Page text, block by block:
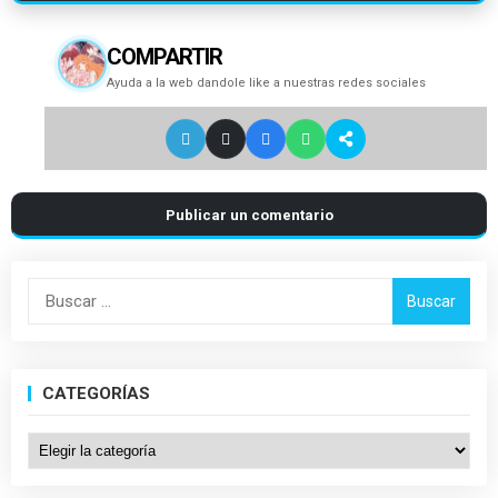
COMPARTIR
Ayuda a la web dandole like a nuestras redes sociales
Publicar un comentario
Buscar:
CATEGORÍAS
Categorías